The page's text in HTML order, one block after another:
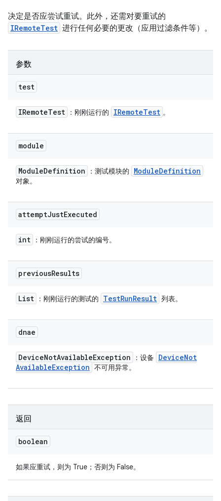
决定是否应尝试重试。此外，还需对要重试的
IRemoteTest 进行任何必要的更改（应用过滤条件等）。
参数
test
IRemoteTest ：刚刚运行的 IRemoteTest 。
module
ModuleDefinition ：测试模块的 ModuleDefinition
对象。
attemptJustExecuted
int ：刚刚运行的尝试的编号。
previousResults
List ：刚刚运行的测试的 TestRunResult 列表。
dnae
DeviceNotAvailableException ：设备 DeviceNot
AvailableException 不可用异常。
返回
boolean
如果应重试，则为 True；否则为 False。